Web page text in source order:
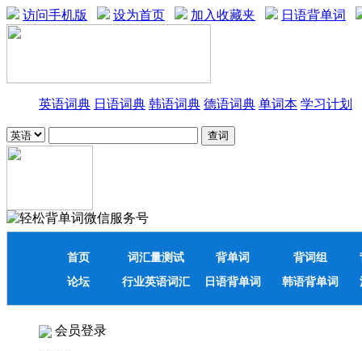
访问手机版 设为首页 加入收藏夹 日语背单词
英语词典 日语词典 韩语词典 德语词典 单词本 学习计划
首页 词汇量测试 背单词 背词组
论坛
行业英语词汇 日语背单词 韩语背单词
会员登录